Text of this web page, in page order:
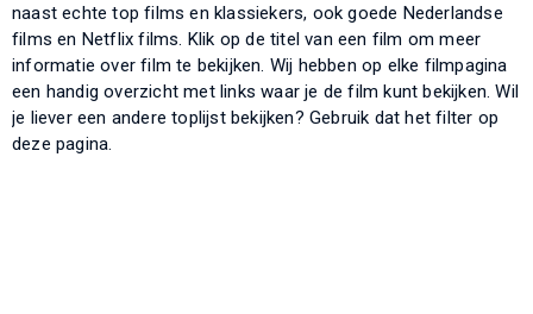
naast echte top films en klassiekers, ook goede Nederlandse
films en Netflix films. Klik op de titel van een film om meer
informatie over film te bekijken. Wij hebben op elke filmpagina
een handig overzicht met links waar je de film kunt bekijken. Wil
je liever een andere toplijst bekijken? Gebruik dat het filter op
deze pagina.